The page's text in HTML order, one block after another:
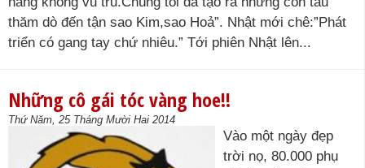
thăm dò đến tận sao Kim,sao Hoả”. Nhật mới chê:”Phát
triển có gang tay chứ nhiêu.” Tới phiên Nhật lên...
Những cô gái tóc vàng hoe!!
Thứ Năm, 25 Tháng Mười Hai 2014
Vào một ngày đẹp
trời nọ, 80.000 phụ